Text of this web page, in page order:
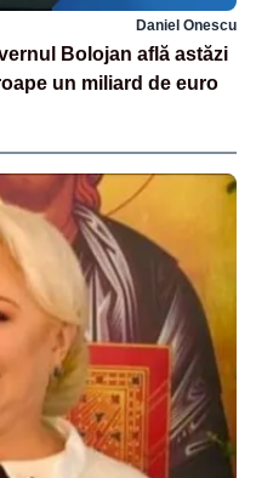
Daniel Onescu
Bolojan află astăzi
un miliard de euro